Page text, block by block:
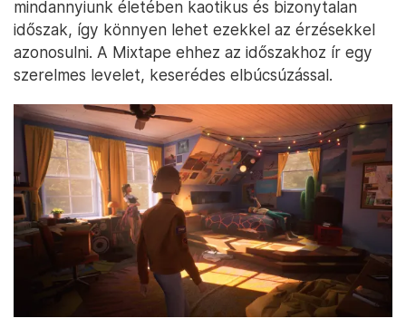
mindannyiunk életében kaotikus és bizonytalan
időszak, így könnyen lehet ezekkel az érzésekkel
azonosulni. A Mixtape ehhez az időszakhoz ír egy
szerelmes levelet, keserédes elbúcsúzással.